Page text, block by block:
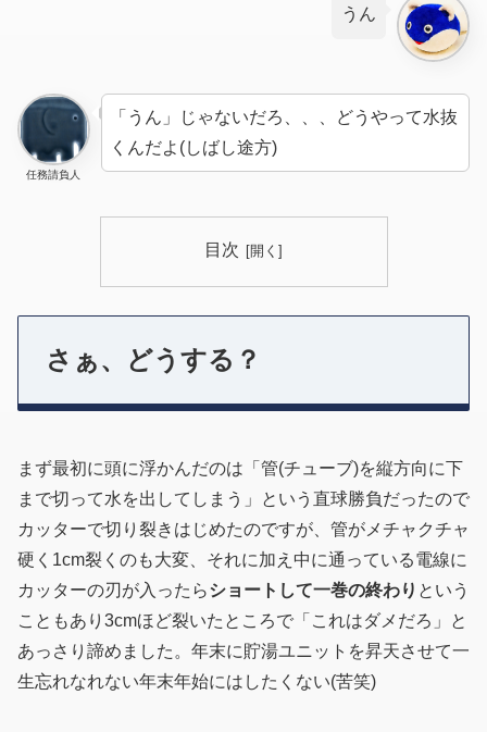
うん
任務請負人
「うん」じゃないだろ、、、どうやって水抜
くんだよ(しばし途方)
目次
さぁ、どうする？
まず最初に頭に浮かんだのは「管(チューブ)を縦方向に下
まで切って水を出してしまう」という直球勝負だったので
カッターで切り裂きはじめたのですが、管がメチャクチャ
硬く1cm裂くのも大変、それに加え中に通っている電線に
カッターの刃が入ったらショートして一巻の終わり という
こともあり3cmほど裂いたところで「これはダメだろ」と
あっさり諦めました。年末に貯湯ユニットを昇天させて一
生忘れなれない年末年始にはしたくない(苦笑)